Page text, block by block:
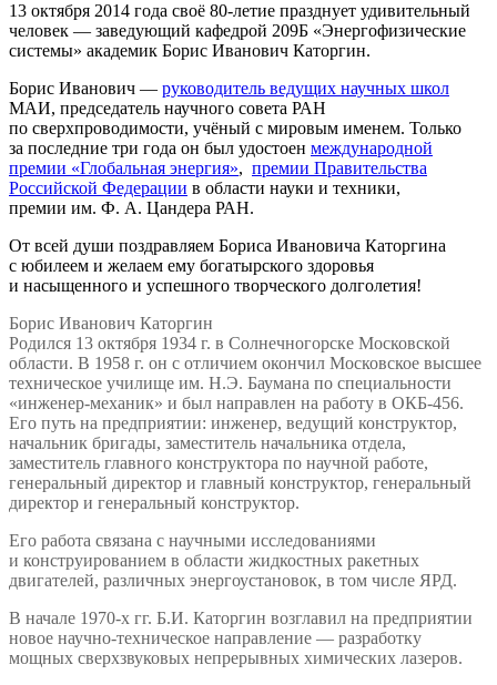
13 октября 2014 года своё 80-летие празднует удивительный
человек — заведующий кафедрой 209Б «Энергофизические
системы» академик Борис Иванович Каторгин.
Борис Иванович — руководитель ведущих научных школ
МАИ, председатель научного совета РАН
по сверхпроводимости, учёный с мировым именем. Только
за последние три года он был удостоен международной
премии «Глобальная энергия», премии Правительства
Российской Федерации в области науки и техники,
премии им. Ф. А. Цандера РАН.
От всей души поздравляем Бориса Ивановича Каторгина
с юбилеем и желаем ему богатырского здоровья
и насыщенного и успешного творческого долголетия!
Борис Иванович Каторгин
Родился 13 октября 1934 г. в Солнечногорске Московской
области. В 1958 г. он с отличием окончил Московское высшее
техническое училище им. Н.Э. Баумана по специальности
«инженер-механик» и был направлен на работу в ОКБ-456.
Его путь на предприятии: инженер, ведущий конструктор,
начальник бригады, заместитель начальника отдела,
заместитель главного конструктора по научной работе,
генеральный директор и главный конструктор, генеральный
директор и генеральный конструктор.
Его работа связана с научными исследованиями
и конструированием в области жидкостных ракетных
двигателей, различных энергоустановок, в том числе ЯРД.
В начале 1970-х гг. Б.И. Каторгин возглавил на предприятии
новое научно-техническое направление — разработку
мощных сверхзвуковых непрерывных химических лазеров.